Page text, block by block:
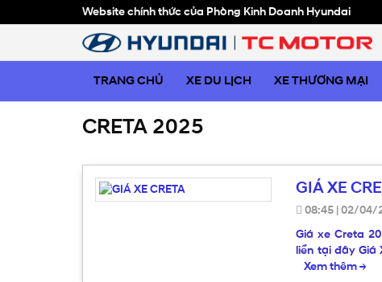
Website chính thức của Phòng Kinh Doanh Hyundai
TRANG CHỦ XE DU LỊCH XE THƯƠNG MẠI
CRETA 2025
GIÁ XE
08:45 |02/04/
Giá xe Creta
liền tại đây Giá
Xem thêm→